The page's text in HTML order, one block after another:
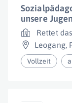
unsere
Rettet
Leogang,
Vollzeit